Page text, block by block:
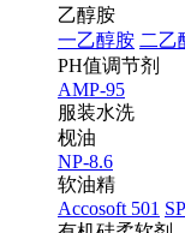
乙醇胺
一乙醇胺 二乙
PH值调节剂
AMP-95
服装水洗
枧油
NP-8.6
软油精
Accosoft 501